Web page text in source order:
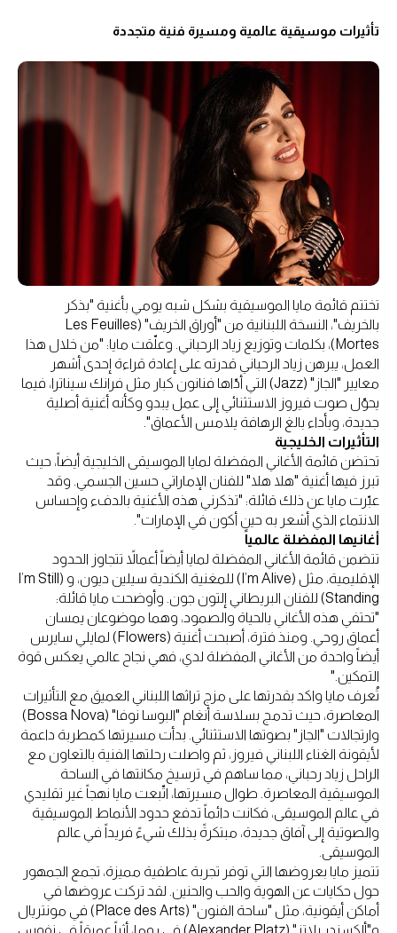
تأثيرات موسيقية عالمية ومسيرة فنية متجددة
تختتم قائمة مايا الموسيقية بشكل شبه يومي بأغنية "بذكر
بالخريف"، النسخة اللبنانية من "أوراق الخريف" (Les Feuilles
Mortes)، بكلمات وتوزيع زياد الرحباني. وعلّقت مايا: "من خلال هذا
العمل، يبرهن زياد الرحباني قدرته على إعادة قراءة إحدى أشهر
معايير "الجاز" (Jazz) التي أدّاها فنانون كبار مثل فرانك سيناترا، فيما
يحوّل صوت فيروز الاستثنائي إلى عمل يبدو وكأنه أغنية أصلية
جديدة، وبأداء بالغ الرهافة يلامس الأعماق".
التأثيرات الخليجية
تحتضن قائمة الأغاني المفضلة لمايا الموسيقى الخليجية أيضاً، حيث
تبرز فيها أغنية "هلا هلا" للفنان الإماراتي حسين الجسمي. وقد
عبّرت مايا عن ذلك قائلة: "تذكرني هذه الأغنية بالدفء وإحساس
الانتماء الذي أشعر به حين أكون في الإمارات".
أغانيها المفضلة عالمياً
تتضمن قائمة الأغاني المفضلة لمايا أيضاً أعمالاً تتجاوز الحدود
الإقليمية، مثل (I’m Alive) للمغنية الكندية سيلين ديون، و (I’m Still
Standing) للفنان البريطاني إلتون جون. وأوضحت مايا قائلة:
"تحتفي هذه الأغاني بالحياة والصمود، وهما موضوعان يمسان
أعماق روحي. ومنذ فترة، أصبحت أغنية (Flowers) لمايلي سايرس
أيضاً واحدة من الأغاني المفضلة لدي، فهي نجاح عالمي يعكس قوة
التمكين."
تُعرف مايا واكد بقدرتها على مزج تراثها اللبناني العميق مع التأثيرات
المعاصرة، حيث تدمج بسلاسة أنغام "البوسا نوفا" (Bossa Nova)
وارتجالات "الجاز" بصوتها الاستثنائي. بدأت مسيرتها كمطربة داعمة
لأيقونة الغناء اللبناني فيروز، ثم واصلت رحلتها الفنية بالتعاون مع
الراحل زياد رحباني، مما ساهم في ترسيخ مكانتها في الساحة
الموسيقية المعاصرة. طوال مسيرتها، اتّبعت مايا نهجاً غير تقليدي
في عالم الموسيقى، فكانت دائماً تدفع حدود الأنماط الموسيقية
والصوتية إلى آفاق جديدة، مبتكرةً بذلك شيءً فريداً في عالم
الموسيقى.
تتميز مايا بعروضها التي توفر تجربة عاطفية مميزة، تجمع الجمهور
حول حكايات عن الهوية والحب والحنين. لقد تركت عروضها في
أماكن أيقونية، مثل "ساحة الفنون" (Place des Arts) في مونتريال